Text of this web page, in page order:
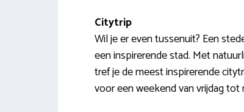
Citytrip
Wil je er even tussenuit? Een
een inspirerende stad. Met
tref je de meest inspirerende
voor een weekend van vrijdag